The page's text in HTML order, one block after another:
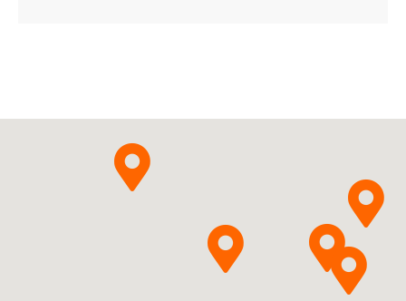
Perindoprilum
argininum + Amlodipinum